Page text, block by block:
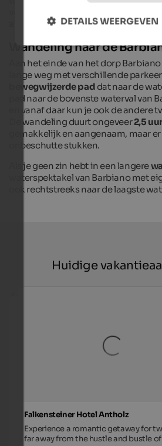
allergieën of astma.
Wandeling naar de
Aan het einde van het dorp
lange weg met verschillende
bewegwijzerde pad dat naar de
pad naar de bovenste waterval van
en vanaf daar kun je ook de andere
De wandeling duurt ongeveer2,5 uur
gemakkelijk en aangenaam, maar
onbeschutte stukken.
Als je geen zin hebt in een langere
waterspektakel van Barbiano met
ook rechtstreeks naar de laagste
Huidige
Falkensteiner Hotel Antholz
Experience a romantic getaway for
far away from the hustle and bustle
DETAILS WEERGEVEN